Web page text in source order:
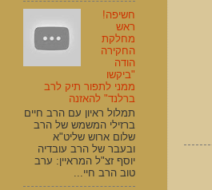
חשיפה!
ראש
מחלקת
החקירה
הודה
"ביקשו
ממני לתפור תיק לרב
ברלנד" להאזנה
תמלול ראיון עם הרב חיים
ברזילי המשמש של הרב
שלום ארוש שליט"א
ובעבר של הרב עובדיה
יוסף זצ"ל המראיין: ערב
טוב הרב חיי...